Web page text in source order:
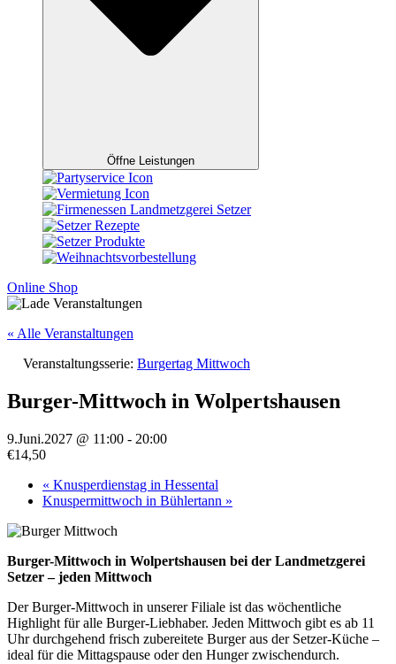
Öffne Leistungen
Online Shop
« Alle Veranstaltungen
Veranstaltungsserie: Burgertag Mittwoch
Burger-Mittwoch in Wolpertshausen
9.Juni.2027 @ 11:00 - 20:00
€14,50
« Knusperdienstag in Hessental
Knuspermittwoch in Bühlertann »
Burger-Mittwoch in Wolpertshausen bei der Landmetzgerei
Setzer – jeden Mittwoch
Der Burger-Mittwoch in unserer Filiale ist das wöchentliche
Highlight für alle Burger-Liebhaber. Jeden Mittwoch gibt es ab 11
Uhr durchgehend frisch zubereitete Burger aus der Setzer-Küche –
ideal für die Mittagspause oder den Hunger zwischendurch.